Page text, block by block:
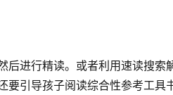
后进行精读。或者利用速读搜索
引导孩子阅读综合性参考工具书